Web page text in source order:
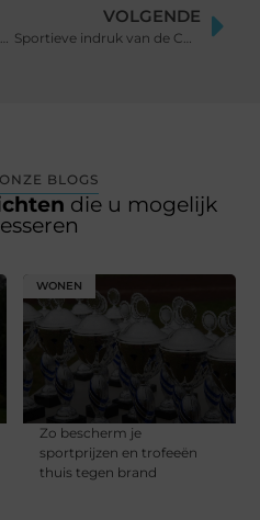
Speciale trouwringen uitkiezen voor jullie bruiloft
VOLGENDE
Sportieve indruk van de Corsa
BLOGS
die u mogelijk
WONEN
Zo bescherm je
sportprijzen en trofeeën
thuis tegen brand